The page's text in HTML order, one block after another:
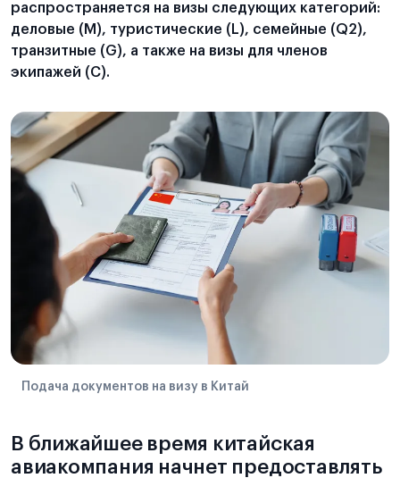
распространяется на визы следующих категорий:
деловые (M), туристические (L), семейные (Q2),
транзитные (G), а также на визы для членов
экипажей (C).
Подача документов на визу в Китай
В ближайшее время китайская
авиакомпания начнет предоставлять